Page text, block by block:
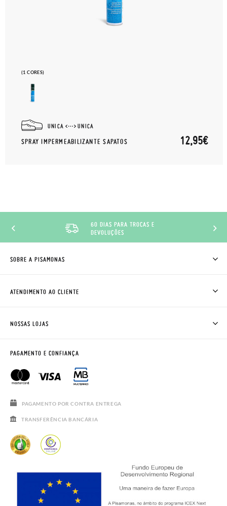
(1 CORES)
UNICA UNICA
SPRAY IMPERMEABILIZANTE SAPATOS 12,95€
60 DIAS PARA TROCAS E
DEVOLUÇÕES
SOBRE A PISAMONAS
AVISO LEGAL, PRIVACIDADE E COOKIES
GUIA DE TAMANHOS
SALDOS
ATENDIMENTO AO CLIENTE
HORÁRIO
PERGUNTAS FREQUENTES
NOSSAS LOJAS
PAGAMENTO E CONFIANÇA
PAGAMENTO POR CONTRA ENTREGA
TRANSFERÊNCIA BANCÁRIA